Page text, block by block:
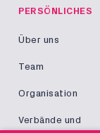
PERSÖNLICHES
Über uns
Team
Organisation
Verbände und